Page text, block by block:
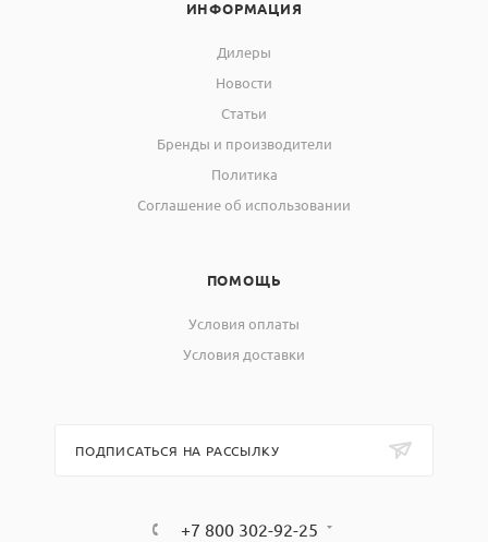
ИНФОРМАЦИЯ
Дилеры
Новости
Статьи
Бренды и производители
Политика
Соглашение об использовании
ПОМОЩЬ
Условия оплаты
Условия доставки
ПОДПИСАТЬСЯ НА РАССЫЛКУ
+7 800 302-92-25